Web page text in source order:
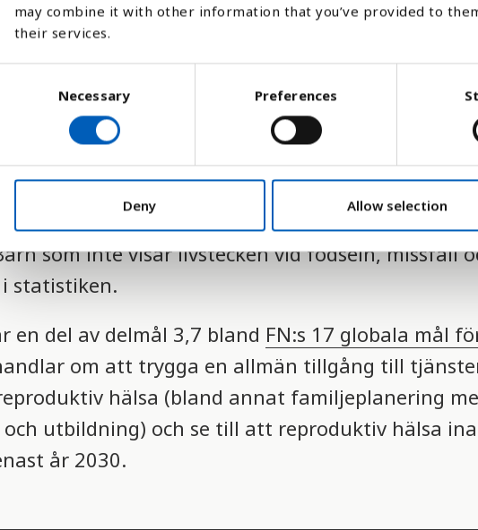
may combine it with other information that you’ve provided to
their services.
Necessary Preferences
Deny Allow selection
per 1000 kvinnor i åldern 15-19 år. Detta
d v s hur många barns om föds av unga
av tonåringsgraviditet eftersom det endast är
som inte visar livstecken vid födseln, missfall
statistiken.
en del av delmål 3,7 bland FN:s 17 globala mål
om att trygga en allmän tillgång till
hälsa (bland annat familjeplanering
utbildning) och se till att reproduktiv hälsa
år 2030.